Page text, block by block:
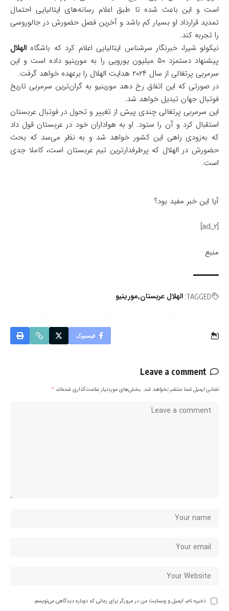
است و این باعث شده تا طبق اعلام رسانه‌های ایتالیایی احتمال
تمدید قرارداد او بسیار کم باشد و آخرین فصل حضورش در جالوروسی
را تجربه کند.
نیکولو شیرا، خبرنگار سرشناس ایتالیایی اعلام کرد که باشگاه الهلال
پیشنهاد دستمزد ۵۰ میلیون یورویی را به مورینیو داده است و این
سرمربی پرتغالی از سال ۲۰۲۴ هدایت الهلال را برعهده خواهد گرفت.
در صورتی که این اتفاق رخ دهد مورینیو به گران‌ترین سرمربی تاریخ
فوتبال جهان تبدیل خواهد شد.
این سرمربی پرتغالی چندی پیش از تغییر و تحول در فوتبال عربستان
استقبال کرد و آن را ستود. او به هواداران خود در عربستان قول داد
که به‌زودی راهی این کشور خواهد شد و به نظر می‌سد که بحث
حضورش در الهلال که پرطرفدارترین تیم عربستان است، کاملا جدی
است.
آیا این خبر مفید بود؟
[ad_2]
منبع
TAGGED: الهلال عربستان مورینیو
فیسبوک
Leave a comment
نشانی ایمیل شما منتشر نخواهد شد. بخش‌های موردنیاز علامت‌گذاری شده‌اند*
ذخیره نام، ایمیل و وبسایت من در مرورگر برای زمانی که دوباره دیدگاهی می‌نویسم.